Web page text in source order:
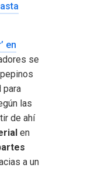
en
se
para
las
de ahí
en
a un